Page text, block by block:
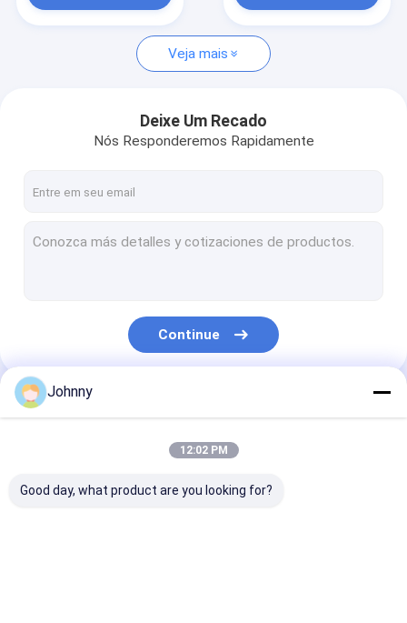
tubo quadrado de aço inoxidável
Tubo retangular de aço inoxidável
Bobina de aço inoxidável 304 1/2H 3/4H H
301 1/2H 3/4H H bobina de aço inoxidável
Veja mais
Deixe Um Recado
Nós Responderemos Rapidamente
Continue
Nossas Categorias
Johnny
12:02 PM
Good day, what product are you looking for?